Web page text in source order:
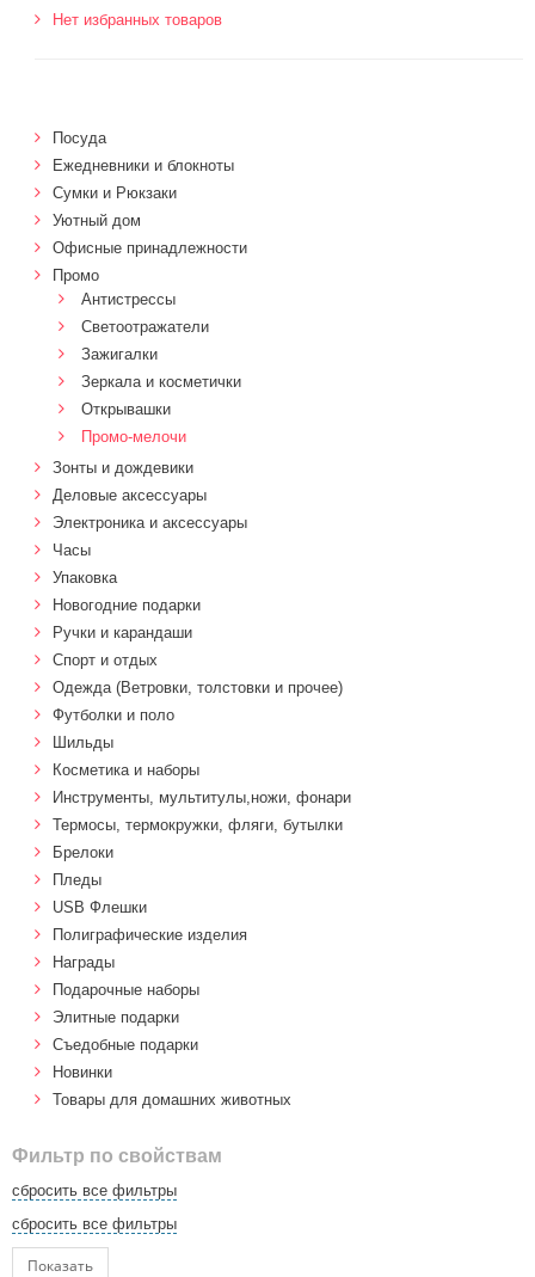
Нет избранных товаров
Посуда
Ежедневники и блокноты
Сумки и Рюкзаки
Уютный дом
Офисные принадлежности
Промо
Антистрессы
Светоотражатели
Зажигалки
Зеркала и косметички
Открывашки
Промо-мелочи
Зонты и дождевики
Деловые аксессуары
Электроника и аксессуары
Часы
Упаковка
Новогодние подарки
Ручки и карандаши
Спорт и отдых
Одежда (Ветровки, толстовки и прочее)
Футболки и поло
Шильды
Косметика и наборы
Инструменты, мультитулы,ножи, фонари
Термосы, термокружки, фляги, бутылки
Брелоки
Пледы
USB Флешки
Полиграфические изделия
Награды
Подарочные наборы
Элитные подарки
Cъедобные подарки
Новинки
Товары для домашних животных
Фильтр по свойствам
сбросить все фильтры
сбросить все фильтры
Показать